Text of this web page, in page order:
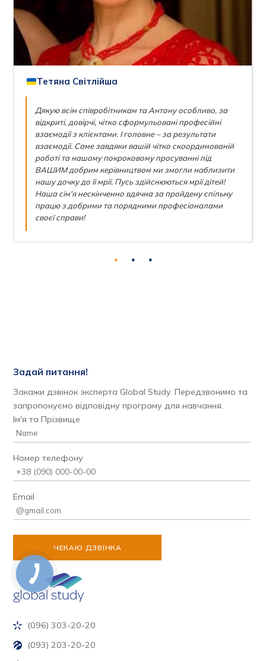
Тетяна Світлійша
Дякую всім співробітникам та Антону особливо, за
відкриті, довірчі, чітко сформульовані професійні
взаємодії з клієнтами. І головне – за результати
взаємодії. Саме завдяки вашій чітко скоординованій
роботі та нашому покроковому просуванні під
ВАШИМ добрим керівництвом ми змогли наблизити
нашу дочку до її мрії. Пусь здійснюються мрії дітей!
Наша сім'я нескінченно вдячна за пройдену спільну
працю з добрими та порядними професіоналами
своєї справи!
(096) 303-20-20
(093) 203-20-20
Задай питання!
Закажи дзвінок эксперта Global Study. Передзвонимо та
запропонуємо відповідну програму для навчання.
Ім'я та Прізвище
Номер телефону
Email